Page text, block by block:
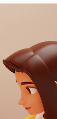
Produkte
Spaces
KI-Assistent
KI-
KI-